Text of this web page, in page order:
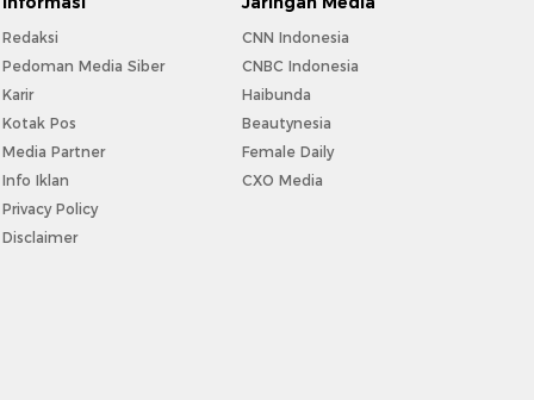
Redaksi
Pedoman Media Siber
Karir
Kotak Pos
Media Partner
Info Iklan
Privacy Policy
Disclaimer
CNN Indonesia
CNBC Indonesia
Haibunda
Beautynesia
Female Daily
CXO Media